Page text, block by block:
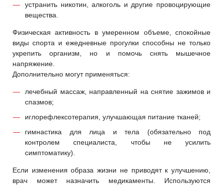
устранить никотин, алкоголь и другие провоцирующие
вещества.
Физическая активность в умеренном объеме, спокойные
виды спорта и ежедневные прогулки способны не только
укрепить организм, но и помочь снять мышечное
напряжение.
Дополнительно могут применяться:
лечебный массаж, направленный на снятие зажимов и
спазмов;
иглорефлексотерапия, улучшающая питание тканей;
гимнастика для лица и тела (обязательно под
контролем специалиста, чтобы не усилить
симптоматику).
Если изменения образа жизни не приводят к улучшению,
врач может назначить медикаменты. Используются